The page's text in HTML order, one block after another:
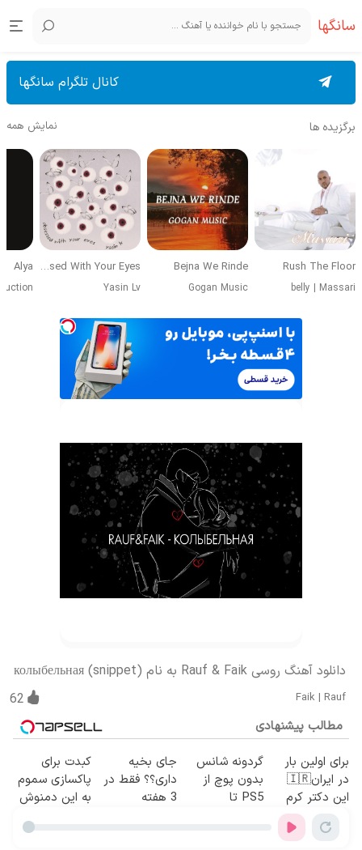
سانگها
کانال تلگرام سانگها
برگزیده ها نمایش همه
Rush The Floor
belly | Massari
Bejna We Rinde
Gogan Music
Obsessed With Your Eyes
Yasin Lv
Alya
دانلود آهنگ روسی Rauf & Faik به نام колыбельная (snippet)
Faik | Rauf
62
مطالب پیشنهادی
برای اولین بار
در ایران🇮🇷
این دکتر کرم
ترمیم کننده 23
روزه ساخت!
گردونه شانس
بدون پوچ از
PS5 تا
جای بخیه
داری؟؟ فقط در
3 هفته
کبدت برای
پاکسازی سموم
به این دمنوش